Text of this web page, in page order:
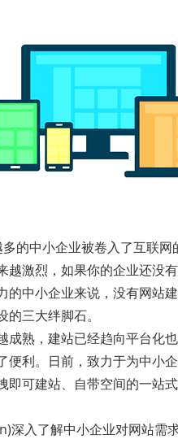
中小企业被卷入了互联网
越激烈，如果你的企业还没
的中小企业来说，没有网站
三大绊脚石。
熟，建站已经趋向平台化
便利。日前，致力于为中小
即可建站、自带空间的一站
入了解中小企业对网站需